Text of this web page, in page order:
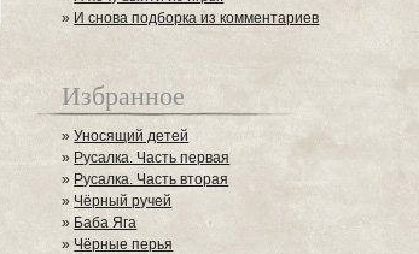
» И снова подборка из комментариев
Избранное
»Уносящий детей
» Русалка. Часть первая
» Русалка. Часть вторая
» Чёрный ручей
» Баба Яга
» Чёрные перья